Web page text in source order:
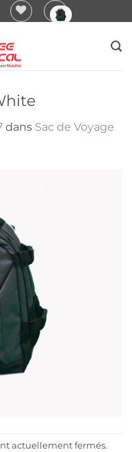
dans Sac de Voyage
actuellement fermés.